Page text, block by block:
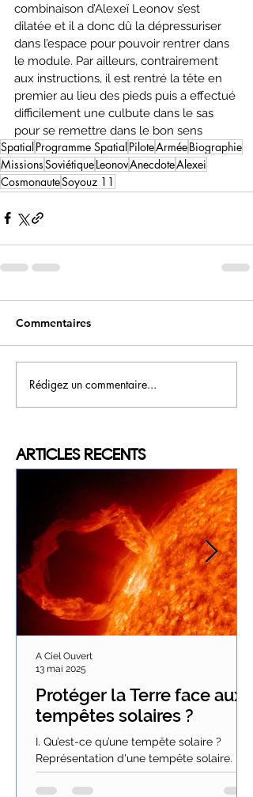
combinaison d’Alexeï Leonov s’est
dilatée et il a donc dû la dépressuriser
dans l’espace pour pouvoir rentrer dans
le module. Par ailleurs, contrairement
aux instructions, il est rentré la tête en
premier au lieu des pieds puis a effectué
difficilement une culbute dans le sas
pour se remettre dans le bon sens
SpatialProgramme SpatialPiloteArméeBiographie
MissionsSoviétiqueLeonovAnecdoteAlexei
CosmonauteSoyouz 11
Commentaires
Rédigez un commentaire...
ARTICLES RECENTS
Protéger la Terre face aux
tempêtes solaires ?
I. Qu’est-ce qu’une tempête solaire ?
Représentation d'une tempête solaire.
Tous les onze ans environ, lorsque l’activité
solaire...
A Ciel Ouvert
13 mai 2025